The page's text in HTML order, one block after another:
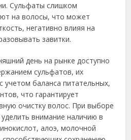
Сульфаты слишком
на волосы, что может
негативно влияя на
завитки.
день на рынке доступно
сульфатов, их
учетом баланса питательных,
что гарантирует
очистку волос. При выборе
внимание наличию в
алоэ, молочной